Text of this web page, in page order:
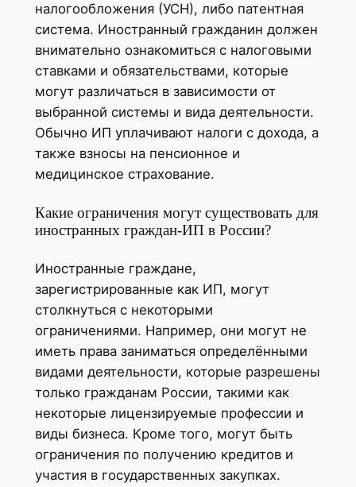
налогообложения (УСН), либо патентная
система. Иностранный гражданин должен
внимательно ознакомиться с налоговыми
ставками и обязательствами, которые
могут различаться в зависимости от
выбранной системы и вида деятельности.
Обычно ИП уплачивают налоги с дохода, а
также взносы на пенсионное и
медицинское страхование.
Какие ограничения могут существовать для
иностранных граждан-ИП в России?
Иностранные граждане,
зарегистрированные как ИП, могут
столкнуться с некоторыми
ограничениями. Например, они могут не
иметь права заниматься определёнными
видами деятельности, которые разрешены
только гражданам России, такими как
некоторые лицензируемые профессии и
виды бизнеса. Кроме того, могут быть
ограничения по получению кредитов и
участия в государственных закупках.